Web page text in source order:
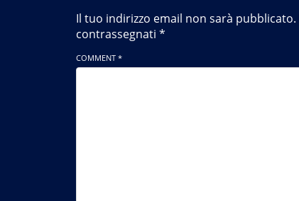
Il tuo indirizzo email non sarà pubblicato.
contrassegnati *
COMMENT *